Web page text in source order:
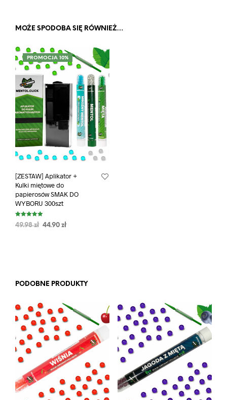
MOŻE SPODOBA SIĘ RÓWNIEŻ…
PROMOCJA 10%
[ZESTAW] Aplikator +
Kulki miętowe do
papierosów SMAK DO
WYBORU 300szt
Oceniono
5.00
49.98zł 44.90 zł
PODOBNE PRODUKTY